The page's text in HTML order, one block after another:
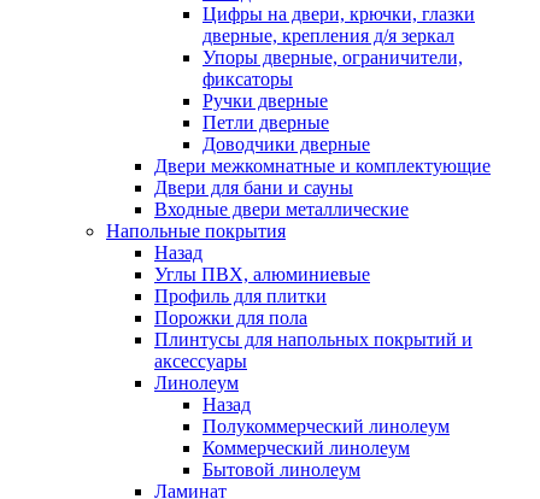
Цифры на двери, крючки, глазки
дверные, крепления д/я зеркал
Упоры дверные, ограничители,
фиксаторы
Ручки дверные
Петли дверные
Доводчики дверные
Двери межкомнатные и комплектующие
Двери для бани и сауны
Входные двери металлические
Напольные покрытия
Назад
Углы ПВХ, алюминиевые
Профиль для плитки
Порожки для пола
Плинтусы для напольных покрытий и
аксессуары
Линолеум
Назад
Полукоммерческий линолеум
Коммерческий линолеум
Бытовой линолеум
Ламинат